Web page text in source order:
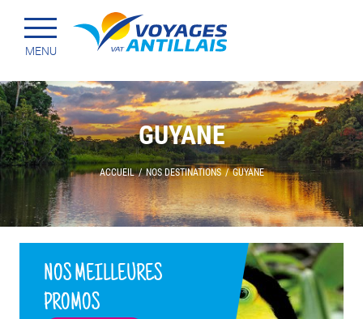
Passer
au
Menu principal
MENU
GUYANE
ACCUEIL / NOS DESTINATIONS / GUYANE
NOS MEILLEURES
PROMOS